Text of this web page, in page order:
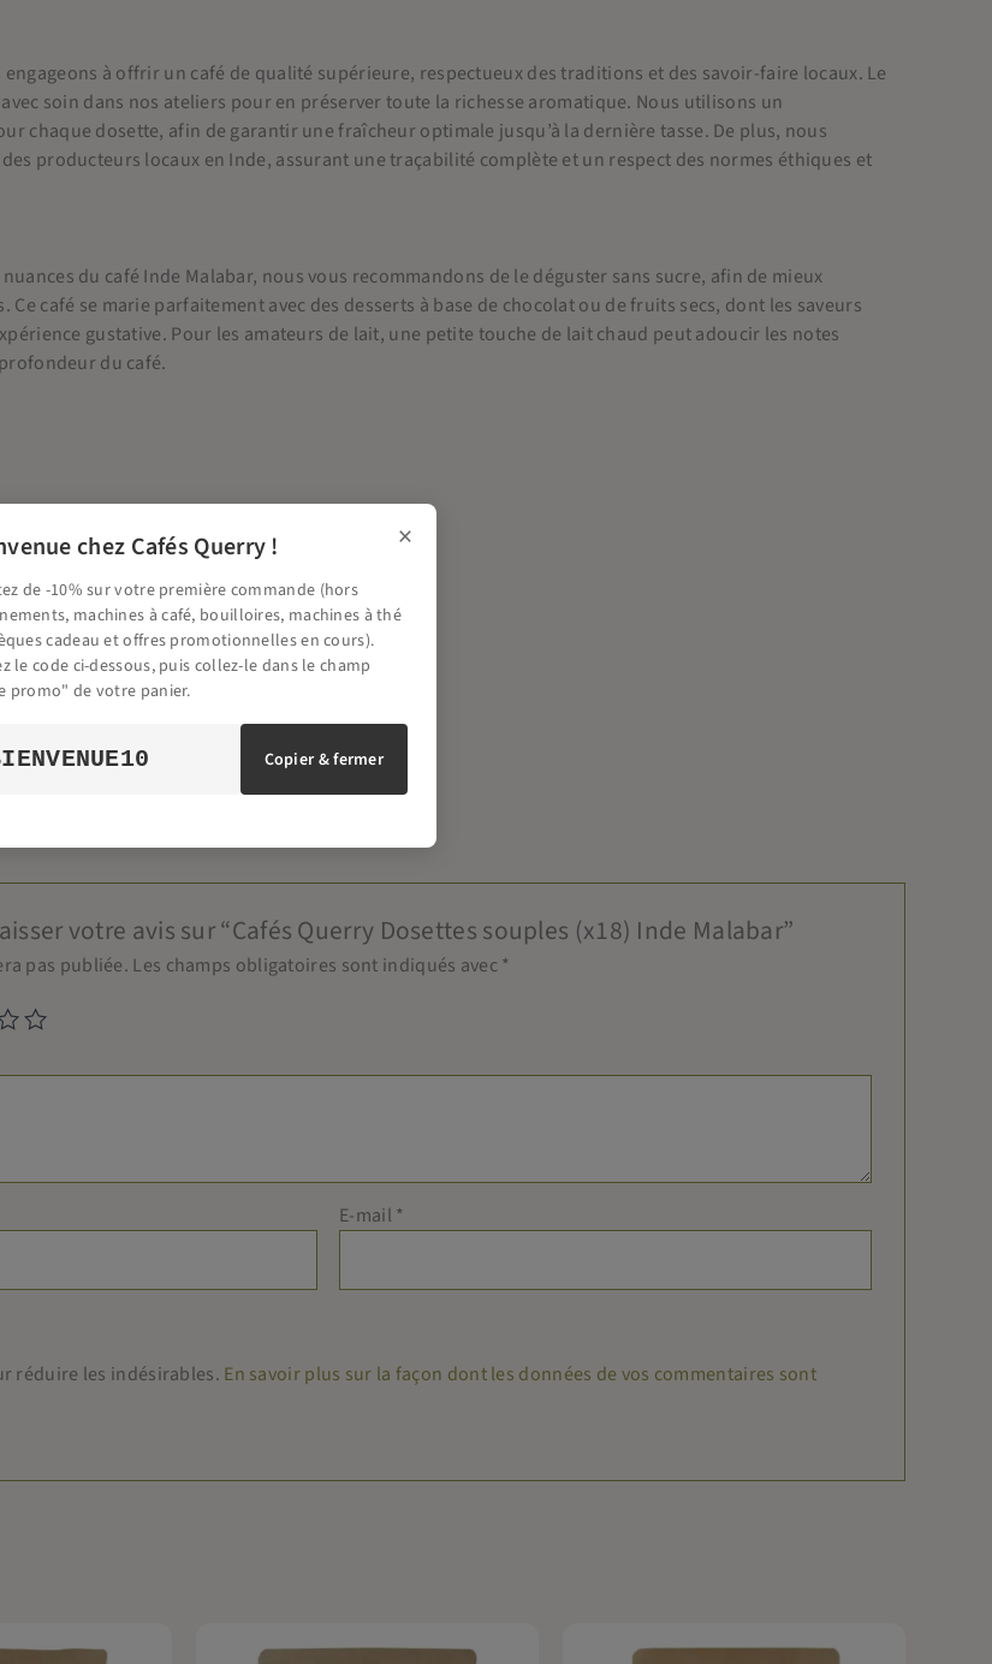
engageons à offrir un café de qualité supérieure, respectueux des traditions et des savoir-faire locaux. Le
soin dans nos ateliers pour en préserver toute la richesse aromatique. Nous utilisons un
chaque dosette, afin de garantir une fraîcheur optimale jusqu’à la dernière tasse. De plus, nous
producteurs locaux en Inde, assurant une traçabilité complète et un respect des normes éthiques et
du café Inde Malabar, nous vous recommandons de le déguster sans sucre, afin de mieux
Ce café se marie parfaitement avec des desserts à base de chocolat ou de fruits secs, dont les saveurs
gustative. Pour les amateurs de lait, une petite touche de lait chaud peut adoucir les notes
du café.
Puissant
votre avis sur “Cafés Querry Dosettes souples (x18) Inde Malabar”
pas publiée. Les champs obligatoires sont indiqués avec*
E-mail *
réduire les indésirables. En savoir plus sur la façon dont les données de vos commentaires sont
×
chez Cafés Querry !
de -10% sur votre première commande (hors
machines à café, bouilloires, machines à thé
cadeau et offres promotionnelles en cours).
le code ci-dessous, puis collez-le dans le champ
promo" de votre panier.
Copier & fermer